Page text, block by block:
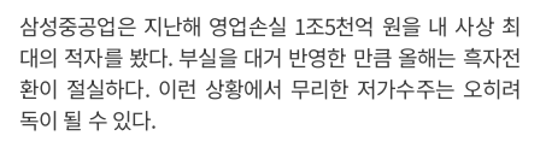
삼성중공업은 지난해 영업손실 1조5천억 원을 내 사상 최
대의 적자를 봤다. 부실을 대거 반영한 만큼 올해는 흑자전
환이 절실하다. 이런 상황에서 무리한 저가수주는 오히려
독이 될 수 있다.